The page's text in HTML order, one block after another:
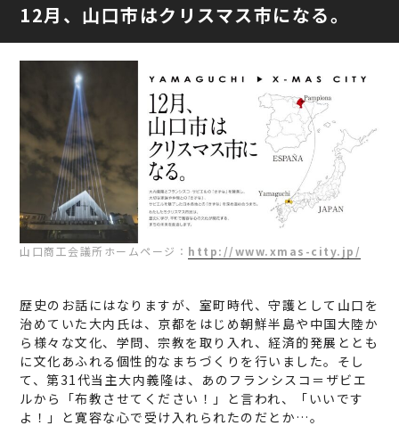
12月、山口市はクリスマス市になる。
山口商工会議所ホームページ： http://www.xmas-city.jp/
歴史のお話にはなりますが、室町時代、守護として山口を
治めていた大内氏は、京都をはじめ朝鮮半島や中国大陸か
ら様々な文化、学問、宗教を取り入れ、経済的発展ととも
に文化あふれる個性的なまちづくりを行いました。そし
て、第31代当主大内義隆は、あのフランシスコ＝ザビエ
ルから「布教させてください！」と言われ、「いいです
よ！」と寛容な心で受け入れられたのだとか…。